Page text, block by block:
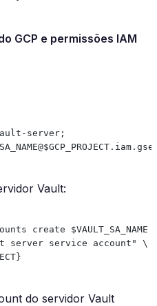
GCP e permissões IAM
server;
Vault:
create $VAULT_SA_NAME
server service account" \
do servidor Vault